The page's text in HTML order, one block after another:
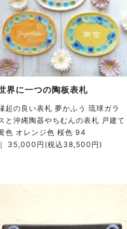
界に一つの陶板表札
起の良い表札 夢かふう 琉球ガラ
と沖縄陶器やちむんの表札 戸建て
色 オレンジ色 桜色 94
｜ 35,000円(税込38,500円)